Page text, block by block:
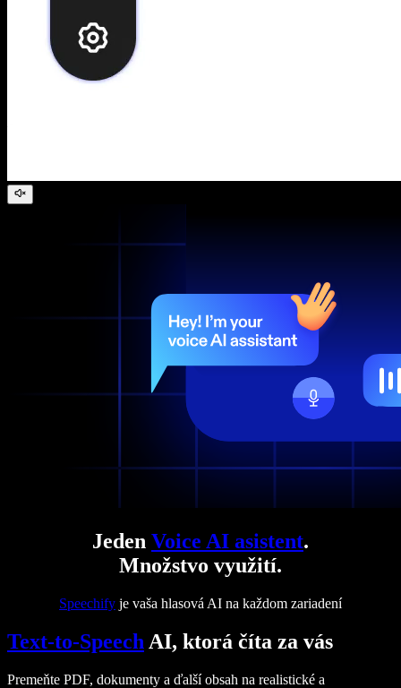
Jeden Voice AI asistent.
Množstvo využití.
Speechify je vaša hlasová AI na každom zariadení
Text-to-Speech AI, ktorá číta za vás
Premeňte PDF, dokumenty a ďalší obsah na realistické a